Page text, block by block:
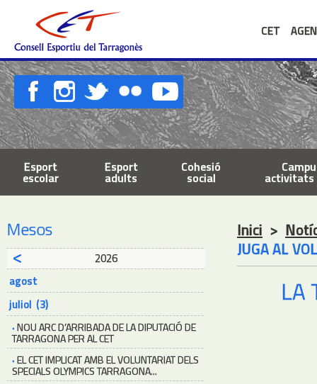
CET
Esport
escolar
Esport
adults
Cohesió
social activitats
Mesos
2026
agost
juliol (3)
·NOU ARC D’ARRIBADA DE LA DIPUTACIÓ DE
TARRAGONA PER AL CET
·EL CET IMPLICAT AMB EL VOLUNTARIAT DELS
SPECIALS OLYMPICS TARRAGONA...
Inici >
JUGA AL
LA